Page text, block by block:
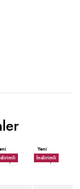
Yeni
İndirimli